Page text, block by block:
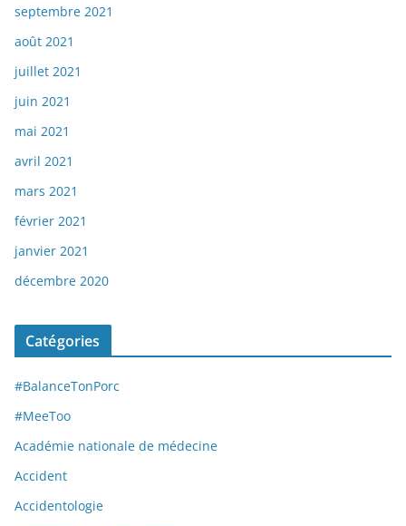
septembre 2021
août 2021
juillet 2021
juin 2021
mai 2021
avril 2021
mars 2021
février 2021
janvier 2021
décembre 2020
Catégories
#BalanceTonPorc
#MeeToo
Académie nationale de médecine
Accident
Accidentologie